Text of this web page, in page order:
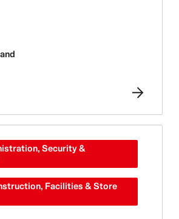
Security &
Facilities & Store